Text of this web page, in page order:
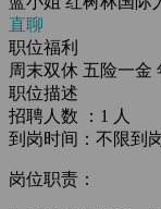
直聊
职位福利
周末双休 五险一金
职位描述
招聘人数 ：1 人
到岗时间：不限到
岗位职责：